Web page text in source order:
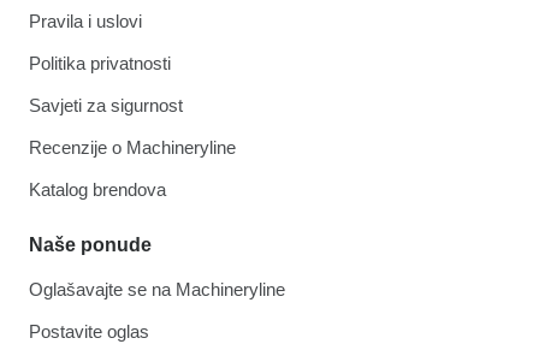
Pravila i uslovi
Politika privatnosti
Savjeti za sigurnost
Recenzije o Machineryline
Katalog brendova
Naše ponude
Oglašavajte se na Machineryline
Postavite oglas